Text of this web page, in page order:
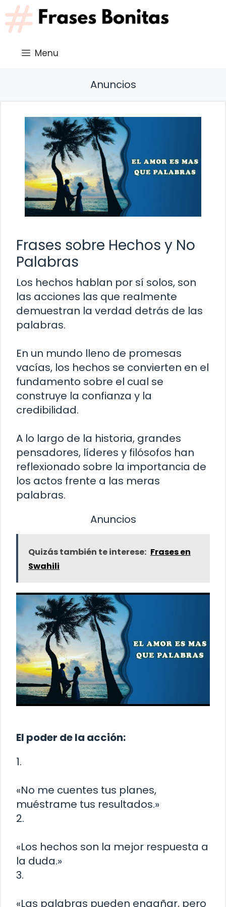
Saltar
al
contenido
Menu
Anuncios
Frases sobre Hechos y No
Palabras
Los hechos hablan por sí solos, son
las acciones las que realmente
demuestran la verdad detrás de las
palabras.
En un mundo lleno de promesas
vacías, los hechos se convierten en el
fundamento sobre el cual se
construye la confianza y la
credibilidad.
A lo largo de la historia, grandes
pensadores, líderes y filósofos han
reflexionado sobre la importancia de
los actos frente a las meras
palabras.
Anuncios
Quizás también te interese: Frases en
Swahili
El poder de la acción:
1.
«No me cuentes tus planes,
muéstrame tus resultados.»
2.
«Los hechos son la mejor respuesta a
la duda.»
3.
«Las palabras pueden engañar, pero